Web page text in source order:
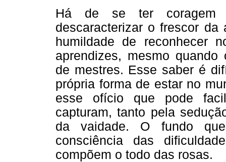
Há de se ter coragem
descaracterizar o frescor
humildade de reconhecer
aprendizes, mesmo
de mestres. Esse saber é
própria forma de estar no
esse ofício que pode
capturam, tanto pela
da vaidade. O fundo
consciência das
compõem o todo das rosas.